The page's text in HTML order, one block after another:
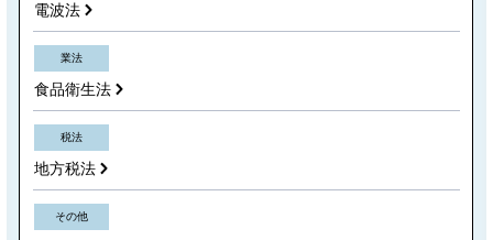
電波法
業法
食品衛生法
税法
地方税法
その他